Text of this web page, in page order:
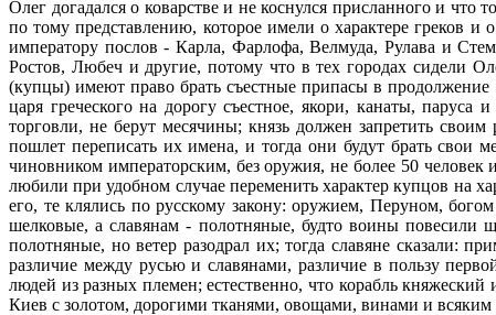
Олег догадался о коварстве и не коснулся присланного и
по тому представлению, которое имели о характере греков
императору послов - Карла, Фарлофа, Велмуда, Рулава и
Ростов, Любеч и другие, потому что в тех городах сидели
(купцы) имеют право брать съестные припасы в продолжение
царя греческого на дорогу съестное, якори, канаты,
торговли, не берут месячины; князь должен запретить
пошлет переписать их имена, и тогда они будут брать свои
чиновником императорским, без оружия, не более 50
любили при удобном случае переменить характер купцов на
его, те клялись по русскому закону: оружием, Перуном,
шелковые, а славянам - полотняные, будто воины повесили
полотняные, но ветер разодрал их; тогда славяне сказали:
различие между русью и славянами, различие в пользу
людей из разных племен; естественно, что корабль
Киев с золотом, дорогими тканями, овощами, винами и всяким